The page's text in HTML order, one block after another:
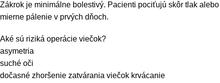
Zákrok je minimálne bolestivý. Pacienti pociťujú skôr tlak alebo
mierne pálenie v prvých dňoch.
Aké sú riziká operácie viečok?
asymetria
suché oči
dočasné zhoršenie zatvárania viečok krvácanie